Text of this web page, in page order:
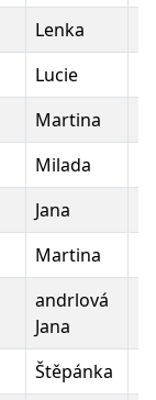
Lenka
Lucie
Martina
Milada
Jana
Martina
andrlová
Jana
Štěpánka